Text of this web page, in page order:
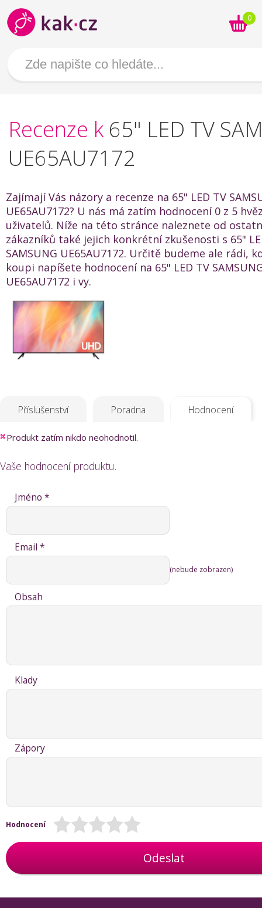
0
Recenze k 65" LED TV
UE65AU7172
Zajímají Vás názory a recenze na 65" LED TV
UE65AU7172? U nás má zatím hodnocení 0 z 5
uživatelů. Níže na této stránce naleznete od
zákazníků také jejich konkrétní zkušenosti s 65"
SAMSUNG UE65AU7172. Určitě budeme ale rádi,
koupi napíšete hodnocení na 65" LED TV
UE65AU7172 i vy.
Příslušenství Poradna Hodnocení
Produkt zatím nikdo neohodnotil.
Vaše hodnocení produktu.
Jméno *
Email *
(nebude zobrazen)
Obsah
Klady
Zápory
Hodnocení
Odeslat